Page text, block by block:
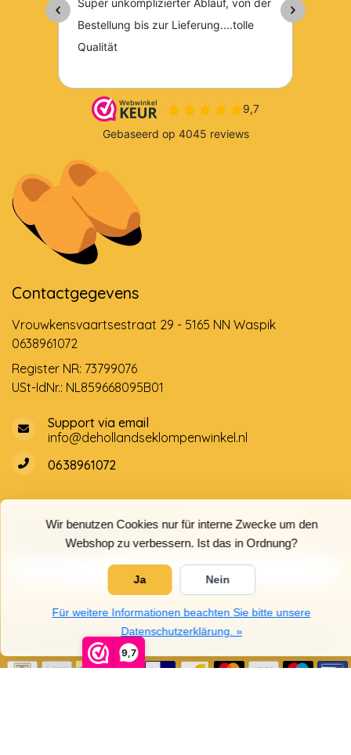
9,7
Wir benutzen Cookies nur für interne Zwecke um den
Webshop zu verbessern. Ist das in Ordnung?
Ja Nein
Für weitere Informationen beachten Sie bitte unsere
Datenschutzerklärung. »
Contactgegevens
Vrouwkensvaartsestraat 29 - 5165 NN Waspik
0638961072
Register NR: 73799076
USt-IdNr.: NL859668095B01
Support via email
info@dehollandseklompenwinkel.nl
0638961072
ÖffnungszeitenSocials
Kundendienst
© Copyright 2026 Der Holländische Holzschuhe Laden